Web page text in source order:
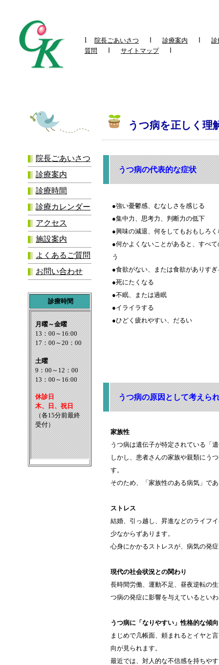
l 院長ごあいさつ ｌ 診療案内 ｌ 診
質問
ｌ サイトマップｌ
院長ごあいさつ
診療案内
診療時間
診療カレンダー
アクセス
施設案内
よくあるご質問
お問い合わせ
診療時間
うつ病を正しく理
うつ病の代表的な症状
●強い憂鬱感、むなしさを感じる
●集中力、思考力、判断力の低下
●興味の減退、何をしてもおもしろく
●何かよくないことがあると、すべ
う
●食欲がない、または食欲がありすぎ
●死にたくなる
●不眠、または過眠
●イライラする
●ひどく疲れやすい、だるい
うつ病の原因として考えら
家族性
うつ病は遺伝子が特定されている「
しかし、患者さんの家族や親類にう
す。
そのため、「家族性のある病気」で
ストレス
結婚、引っ越し、昇進などのライフ
少なからずあります。
心身にかかるストレスが、病気の発
現代の社会状況との関わり
長時間労働、運動不足、昼夜逆転の
つ病の発症に影響を与えているとい
うつ病に「なりやすい」性格的な傾向
まじめで几帳面、頼まれるとイヤと
向が見られます。
最近では、対人的な不信感を持ちや